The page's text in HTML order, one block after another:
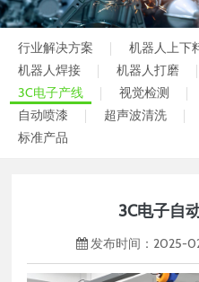
项目案例
视频中心
团队管理
新闻动态
行业解决方案 机器人上下
机器人焊接
机器人打磨
3C电子产线
视觉检测
自动喷漆
超声波清洗
标准产品
3C电子自
发布时间：2025-